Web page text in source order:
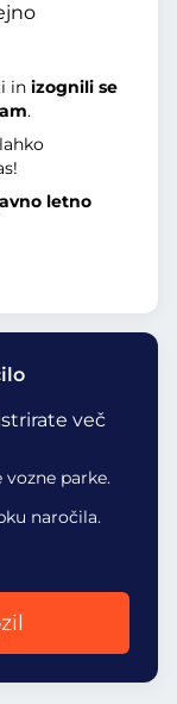
več
parke.
naročila.
inizognili se
.
letno